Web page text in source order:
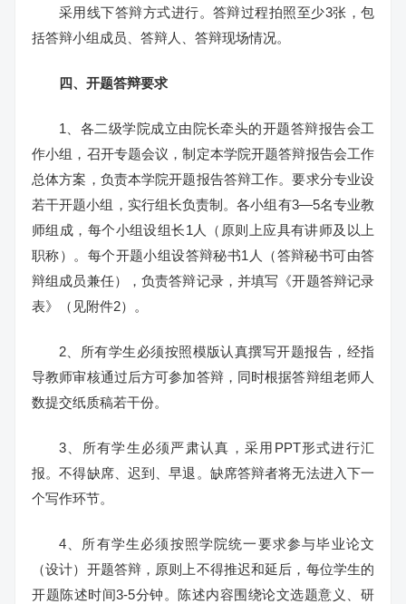
采用线下答辩方式进行。答辩过程拍照至少3张，包
括答辩小组成员、答辩人、答辩现场情况。
四、开题答辩要求
1、各二级学院成立由院长牵头的开题答辩报告会工
作小组，召开专题会议，制定本学院开题答辩报告会工作
总体方案，负责本学院开题报告答辩工作。要求分专业设
若干开题小组，实行组长负责制。各小组有3—5名专业教
师组成，每个小组设组长1人（原则上应具有讲师及以上
职称）。每个开题小组设答辩秘书1人（答辩秘书可由答
辩组成员兼任），负责答辩记录，并填写《开题答辩记录
表》（见附件2）。
2、所有学生必须按照模版认真撰写开题报告，经指
导教师审核通过后方可参加答辩，同时根据答辩组老师人
数提交纸质稿若干份。
3、所有学生必须严肃认真，采用PPT形式进行汇
报。不得缺席、迟到、早退。缺席答辩者将无法进入下一
个写作环节。
4、所有学生必须按照学院统一要求参与毕业论文
（设计）开题答辩，原则上不得推迟和延后，每位学生的
开题陈述时间3-5分钟。陈述内容围绕论文选题意义、研